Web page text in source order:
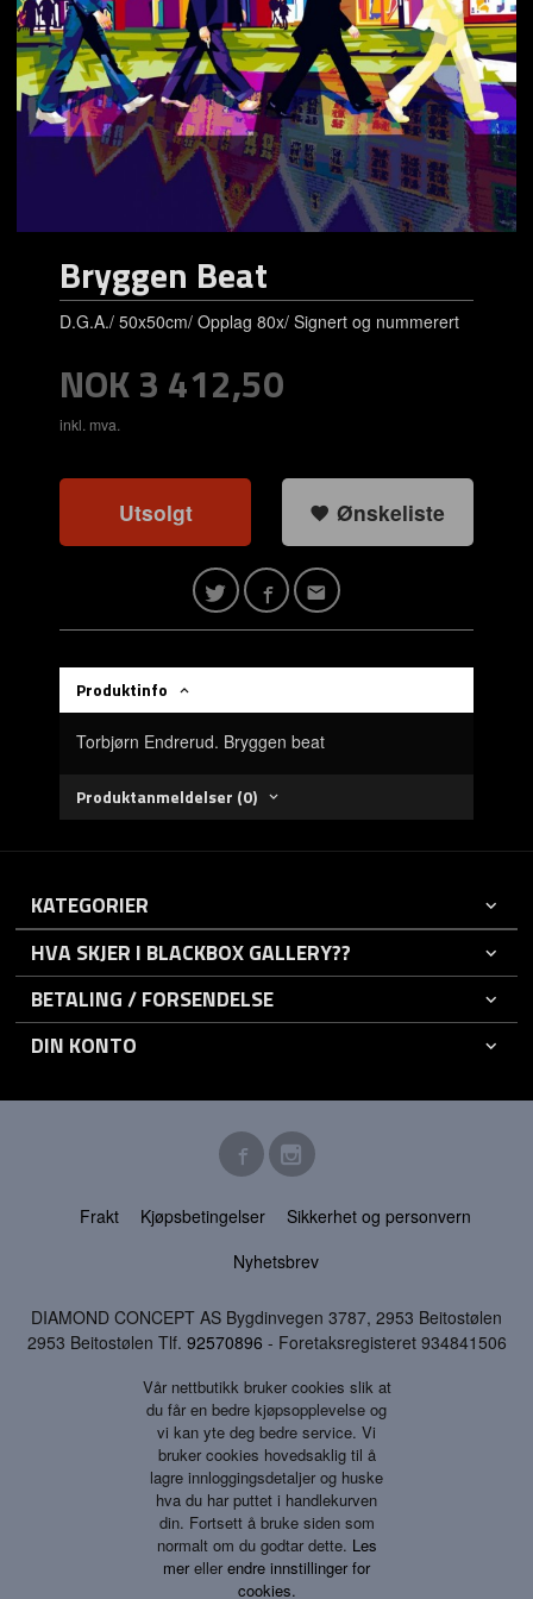
Bryggen Beat
D.G.A./ 50x50cm/ Opplag 80x/ Signert og nummerert
Pris
NOK3 412,50
inkl. mva.
Utsolgt Ønskeliste
Produktinfo
Torbjørn Endrerud. Bryggen beat
Produktanmeldelser (0)
KATEGORIER
HVA SKJER I BLACKBOX GALLERY??
BETALING / FORSENDELSE
DIN KONTO
Frakt Kjøpsbetingelser
Sikkerhet og personvern
Nyhetsbrev
DIAMOND CONCEPT AS Bygdinvegen 3787, 2953 Beitostølen
2953 Beitostølen Tlf. 92570896 - Foretaksregisteret 934841506
Vår nettbutikk bruker cookies slik at
du får en bedre kjøpsopplevelse og
vi kan yte deg bedre service. Vi
bruker cookies hovedsaklig til å
lagre innloggingsdetaljer og huske
hva du har puttet i handlekurven
din. Fortsett å bruke siden som
normalt om du godtar dette. Les
mereller endre innstillinger for
cookies.